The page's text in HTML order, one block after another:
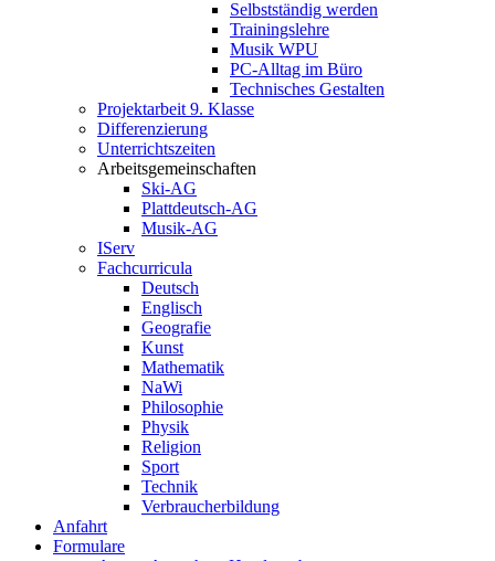
Selbstständig werden
Trainingslehre
Musik WPU
PC-Alltag im Büro
Technisches Gestalten
Projektarbeit 9. Klasse
Differenzierung
Unterrichtszeiten
Arbeitsgemeinschaften
Ski-AG
Plattdeutsch-AG
Musik-AG
IServ
Fachcurricula
Deutsch
Englisch
Geografie
Kunst
Mathematik
NaWi
Philosophie
Physik
Religion
Sport
Technik
Verbraucherbildung
Anfahrt
Formulare